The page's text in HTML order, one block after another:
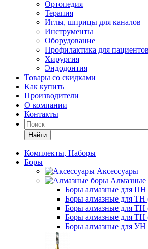
Ортопедия
Терапия
Иглы, шприцы для каналов
Инструменты
Оборудование
Профилактика для пациентов
Хирургия
Эндодонтия
Товары со скидками
Как купить
Производители
О компании
Контакты
Найти
Комплекты, Наборы
Боры
Аксессуары
Алмазные
Боры алмазные для ПН
Боры алмазные для ТН
Боры алмазные для ТН
Боры алмазные для ТН
Боры алмазные для